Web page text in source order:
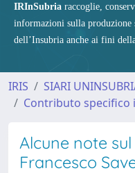
IRInSubria raccoglie,
informazioni sulla
dell’Insubria anche ai fini
IRIS
SIARI
Contributo specifico
Alcune note
Francesco